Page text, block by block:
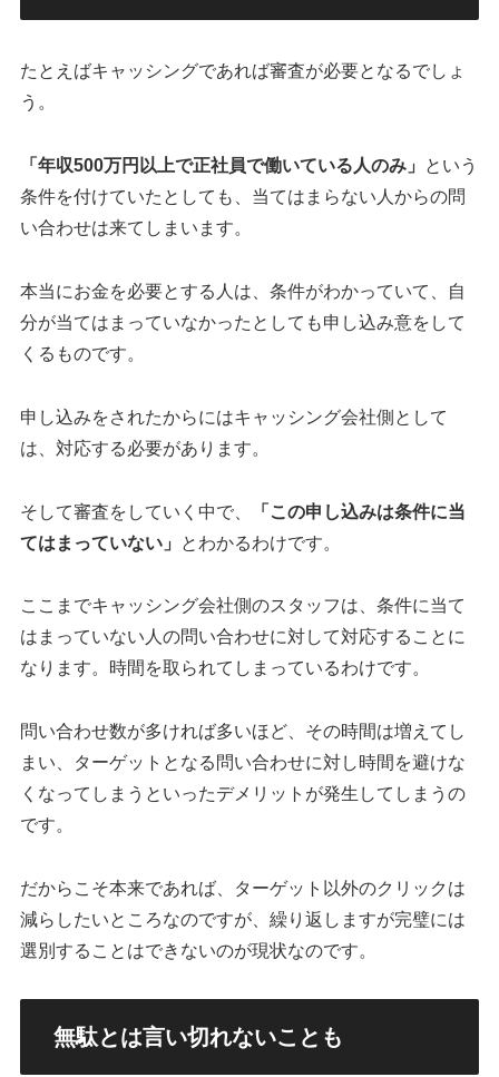
たとえばキャッシングであれば審査が必要となるでしょ
う。
「年収500万円以上で正社員で働いている人のみ」
という
条件を付けていたとしても、当てはまらない人からの問
い合わせは来てしまいます。
本当にお金を必要とする人は、条件がわかっていて、自
分が当てはまっていなかったとしても申し込み意をして
くるものです。
申し込みをされたからにはキャッシング会社側として
は、対応する必要があります。
そして審査をしていく中で、
「この申し込みは条件に当
てはまっていない」
とわかるわけです。
ここまでキャッシング会社側のスタッフは、条件に当て
はまっていない人の問い合わせに対して対応することに
なります。時間を取られてしまっているわけです。
問い合わせ数が多ければ多いほど、その時間は増えてし
まい、ターゲットとなる問い合わせに対し時間を避けな
くなってしまうといったデメリットが発生してしまうの
です。
だからこそ本来であれば、ターゲット以外のクリックは
減らしたいところなのですが、繰り返しますが完璧には
選別することはできないのが現状なのです。
無駄とは言い切れないことも